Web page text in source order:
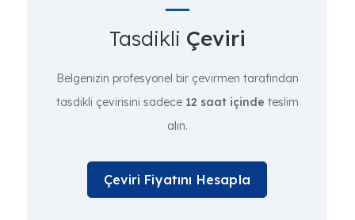
Tasdikli Çeviri
Belgenizin profesyonel bir çevirmen tarafından
tasdikli çevirisini sadece 12 saat içinde teslim
alın.
Çeviri Fiyatını Hesapla